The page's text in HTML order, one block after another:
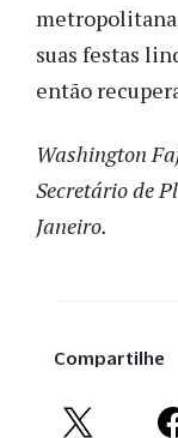
suas festas
então
Washington
Secretário de
Janeiro.
Compartilhe